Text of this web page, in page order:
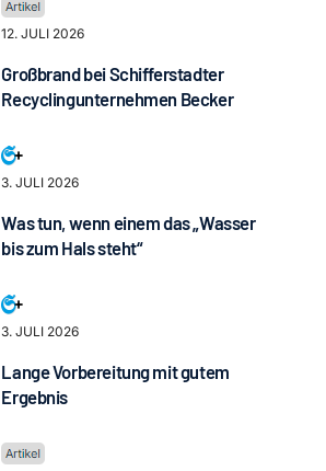
12. JULI 2026
Großbrand bei Schifferstadter
Recyclingunternehmen Becker
3. JULI 2026
Was tun, wenn einem das „Wasser
bis zum Hals steht“
3. JULI 2026
Lange Vorbereitung mit gutem
Ergebnis